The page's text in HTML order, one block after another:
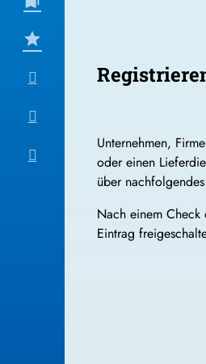
Unternehmen,
oder einen
über
Nach einem
Eintrag